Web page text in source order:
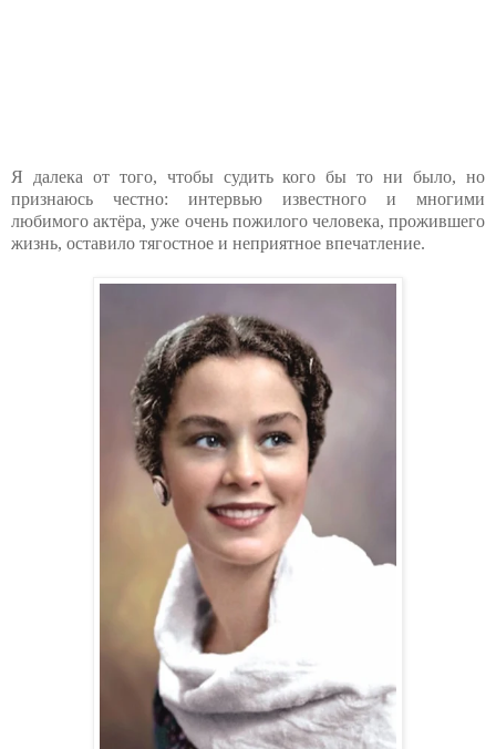
Я далека от того, чтобы судить кого бы то ни было, но
признаюсь честно: интервью известного и многими
любимого актёра, уже очень пожилого человека, прожившего
жизнь, оставило тягостное и неприятное впечатление.